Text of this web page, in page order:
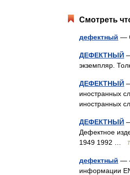
Смотреть
дефектный —
ДЕФЕКТНЫЙ
экземпляр.
ДЕФЕКТНЫЙ
иностранных
иностранных
ДЕФЕКТНЫЙ
Дефектное
1949 1992 …
дефектный —
информации